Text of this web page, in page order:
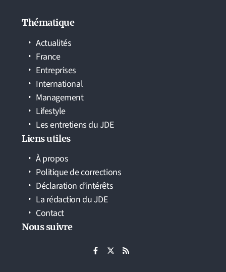
Thématique
Actualités
France
Entreprises
International
Management
Lifestyle
Les entretiens du JDE
Liens utiles
À propos
Politique de corrections
Déclaration d’intérêts
La rédaction du JDE
Contact
Nous suivre